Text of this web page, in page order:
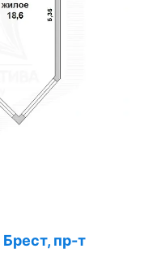
пр-т